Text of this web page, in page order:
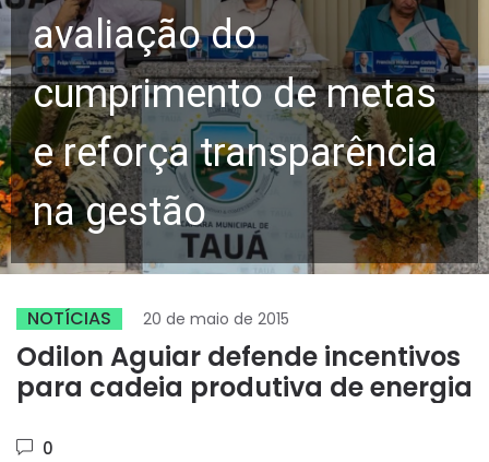
avaliação do
cumprimento de metas
e reforça transparência
na gestão
NOTÍCIAS 20 de maio de 2015
Odilon Aguiar defende incentivos
para cadeia produtiva de energia
0